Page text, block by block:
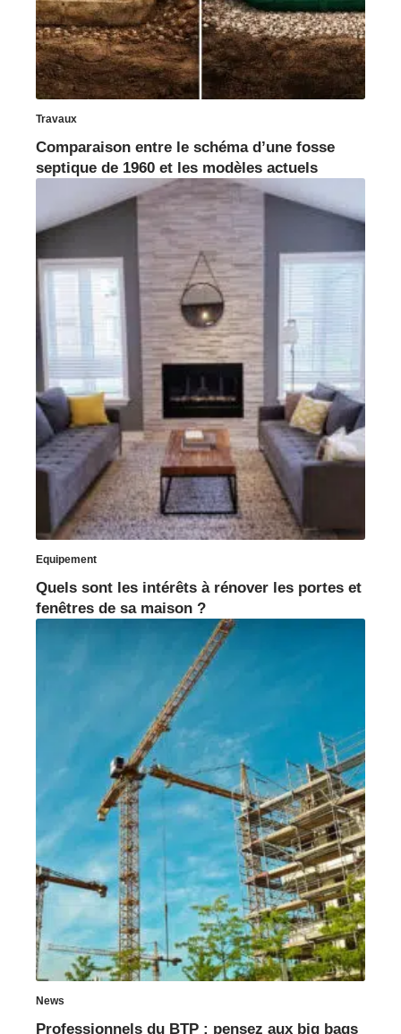
Travaux
Comparaison entre le schéma d’une fosse
septique de 1960 et les modèles actuels
Equipement
Quels sont les intérêts à rénover les portes et
fenêtres de sa maison ?
News
Professionnels du BTP : pensez aux big bags